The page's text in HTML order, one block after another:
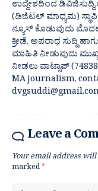
ಉದ್ದೇಶದಿಂದ
(ಡಿಜಿಟಲ್ ಮಾಧ್ಯಮ)
ನ್ಯೂಸ್ ಕೊಡುವುದು
ಕ್ರೀಡೆ, ಅಪರಾಧ ಸುದ್ದಿ
ಮಾಹಿತಿ ನೀಡುವುದು
ನೀಡಲು ವಾಟ್ಸಾಪ್
MA journalism,
Leave a
Your email address
marked*